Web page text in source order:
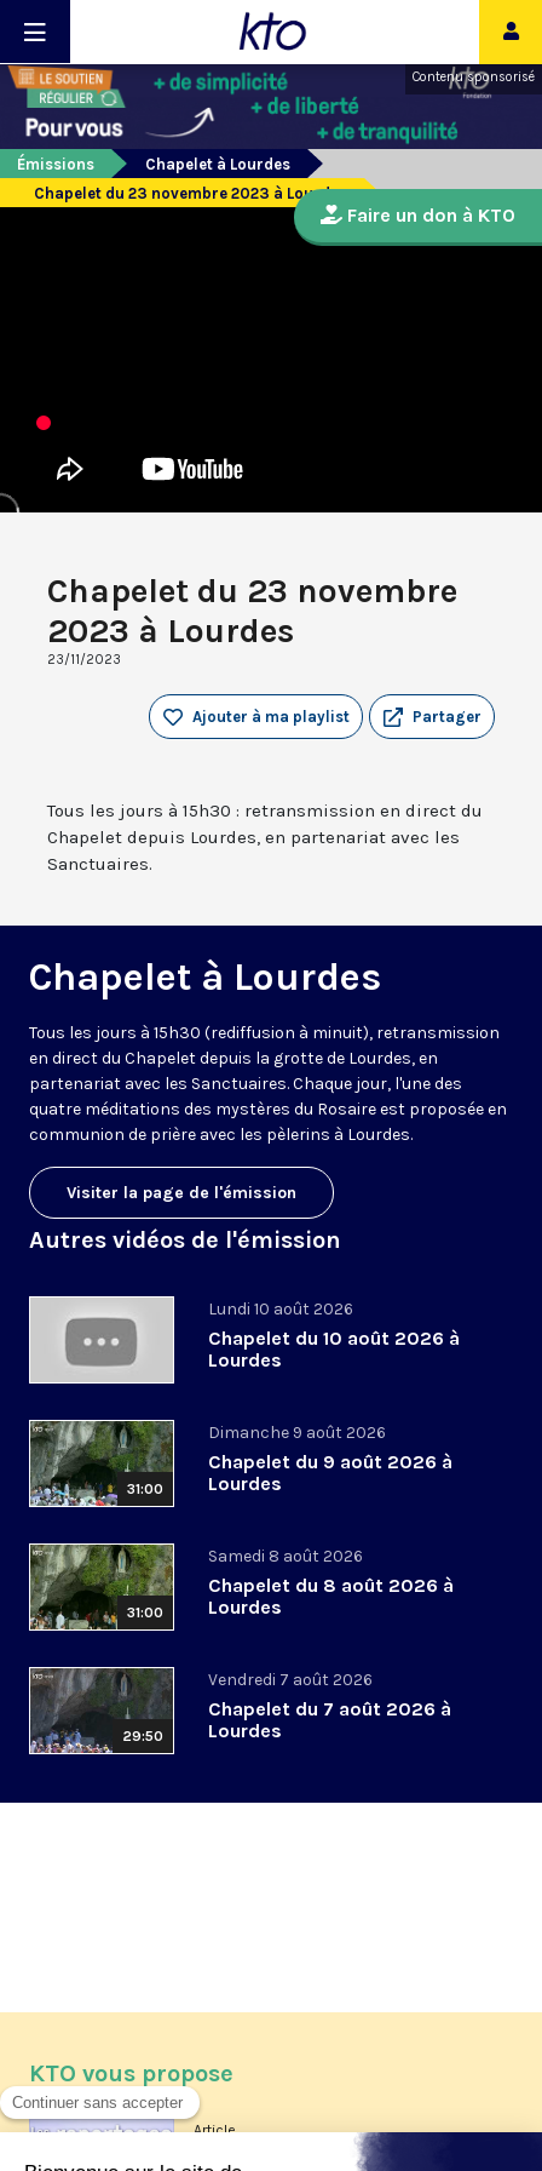
Contenu sponsorisé
Émissions
Chapelet à Lourdes
Chapelet du 23 novembre 2023 à Lourdes
Chapelet du 23 novembre
2023 à Lourdes
23/11/2023
Partager
Ajouter à ma playlist
Tous les jours à 15h30 : retransmission en direct du
Chapelet depuis Lourdes, en partenariat avec les
Sanctuaires.
Chapelet à Lourdes
Tous les jours à 15h30 (rediffusion à minuit), retransmission
en direct du Chapelet depuis la grotte de Lourdes, en
partenariat avec les Sanctuaires. Chaque jour, l'une des
quatre méditations des mystères du Rosaire est proposée en
communion de prière avec les pèlerins à Lourdes.
Visiter la page de l'émission
Autres vidéos de l'émission
Lundi 10 août 2026
Chapelet du 10 août 2026 à
Lourdes
31:00
Dimanche 9 août 2026
Chapelet du 9 août 2026 à
Lourdes
31:00
Samedi 8 août 2026
Chapelet du 8 août 2026 à
Lourdes
29:50
Vendredi 7 août 2026
Chapelet du 7 août 2026 à
Lourdes
Faire un don à KTO
KTO vous propose
Article
Les reportages d'été 2026 de KTO